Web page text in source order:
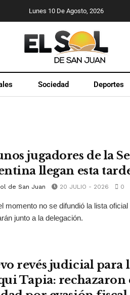
Lunes 10 De Agosto, 2026
Sociedad Deportes
jugadores de la
llegan esta
de San Juan 20 JULIO - 2026 0
momento no se difundió la lista
junto a la delegación.
revés judicial para
Tapia: rechazaron